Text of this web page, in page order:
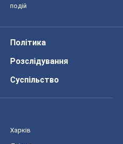
подій
Політика
Розслідування
Суспільство
Харків